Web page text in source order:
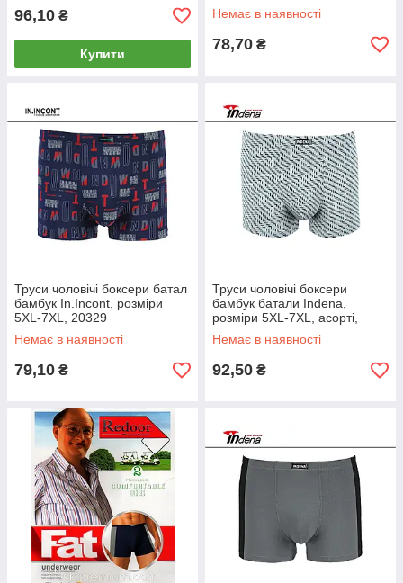
96,10 ₴
Купити
Немає в наявності
78,70 ₴
Труси чоловічі боксери батал
бамбук In.Incont, розміри
5XL-7XL, 20329
Немає в наявності
79,10 ₴
Труси чоловічі боксери
бамбук батали Indena,
розміри 5XL-7XL, асорті,
71005
Немає в наявності
92,50 ₴